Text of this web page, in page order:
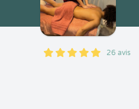
5
1
5
26 26 avis